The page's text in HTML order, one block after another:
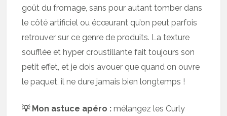
goût du fromage, sans pour autant tomber dans
le côté artificiel ou écœurant qu’on peut parfois
retrouver sur ce genre de produits. La texture
soufflée et hyper croustillante fait toujours son
petit effet, et je dois avouer que quand on ouvre
le paquet, il ne dure jamais bien longtemps !
💡 Mon astuce apéro : mélangez les Curly